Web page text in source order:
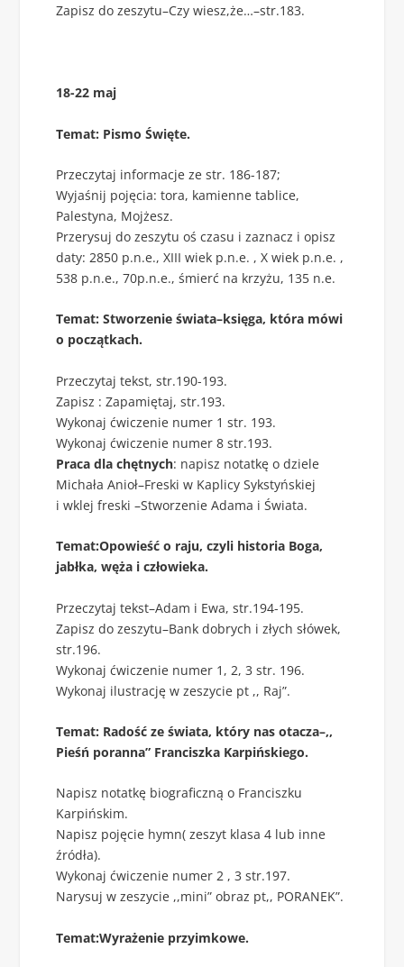
Zapisz do zeszytu–Czy wiesz,że…–str.183.
18-22 maj
Temat: Pismo Święte.
Przeczytaj informacje ze str. 186-187;
Wyjaśnij pojęcia: tora, kamienne tablice,
Palestyna, Mojżesz.
Przerysuj do zeszytu oś czasu i zaznacz i opisz
daty: 2850 p.n.e., XIII wiek p.n.e. , X wiek p.n.e. ,
538 p.n.e., 70p.n.e., śmierć na krzyżu, 135 n.e.
Temat: Stworzenie świata–księga, która mówi
o początkach.
Przeczytaj tekst, str.190-193.
Zapisz : Zapamiętaj, str.193.
Wykonaj ćwiczenie numer 1 str. 193.
Wykonaj ćwiczenie numer 8 str.193.
Praca dla chętnych: napisz notatkę o dziele
Michała Anioł–Freski w Kaplicy Sykstyńskiej
i wklej freski –Stworzenie Adama i Świata.
Temat:Opowieść o raju, czyli historia Boga,
jabłka, węża i człowieka.
Przeczytaj tekst–Adam i Ewa, str.194-195.
Zapisz do zeszytu–Bank dobrych i złych słówek,
str.196.
Wykonaj ćwiczenie numer 1, 2, 3 str. 196.
Wykonaj ilustrację w zeszycie pt ,, Raj”.
Temat: Radość ze świata, który nas otacza–,,
Pieśń poranna” Franciszka Karpińskiego.
Napisz notatkę biograficzną o Franciszku
Karpińskim.
Napisz pojęcie hymn( zeszyt klasa 4 lub inne
źródła).
Wykonaj ćwiczenie numer 2 , 3 str.197.
Narysuj w zeszycie ,,mini” obraz pt,, PORANEK”.
Temat:Wyrażenie przyimkowe.